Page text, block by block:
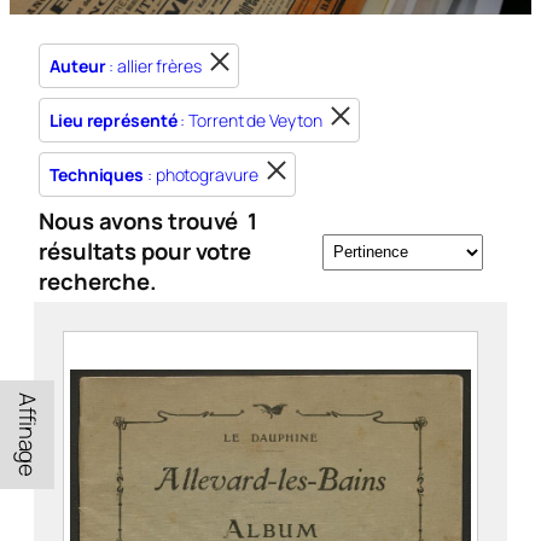
Auteur: allier frères
Lieu représenté: Torrent de Veyton
Techniques : photogravure
Nous avons trouvé 1
résultats pour votre
recherche.
Affinage